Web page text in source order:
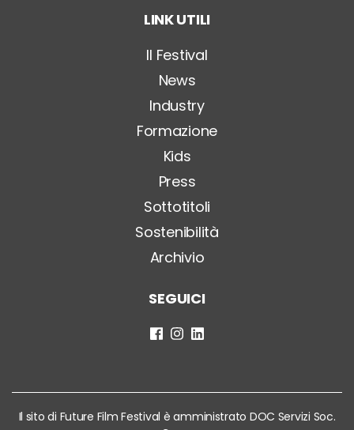
l
*
LINK UTILI
Il Festival
News
Industry
Formazione
Kids
Press
Sottotitoli
Sostenibilità
Archivio
SEGUICI
Il sito di Future Film Festival è amministrato DOC Servizi Soc.